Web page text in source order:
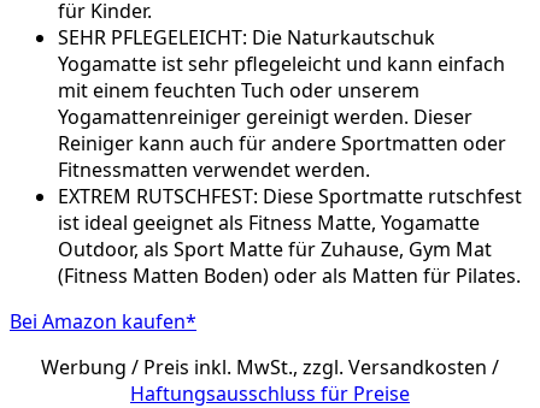
für Kinder.
SEHR PFLEGELEICHT: Die Naturkautschuk
Yogamatte ist sehr pflegeleicht und kann einfach
mit einem feuchten Tuch oder unserem
Yogamattenreiniger gereinigt werden. Dieser
Reiniger kann auch für andere Sportmatten oder
Fitnessmatten verwendet werden.
EXTREM RUTSCHFEST: Diese Sportmatte rutschfest
ist ideal geeignet als Fitness Matte, Yogamatte
Outdoor, als Sport Matte für Zuhause, Gym Mat
(Fitness Matten Boden) oder als Matten für Pilates.
Bei Amazon kaufen*
Werbung / Preis inkl. MwSt., zzgl. Versandkosten /
Haftungsausschluss für Preise